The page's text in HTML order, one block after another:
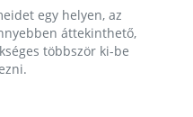
egy helyen, az
áttekinthető,
többször ki-be